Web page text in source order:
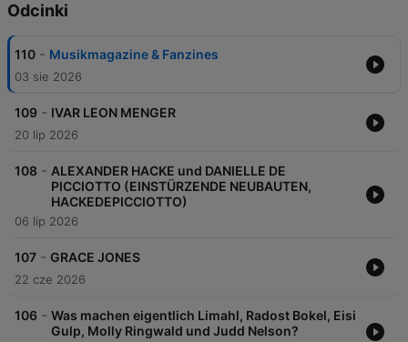
Odcinki
110 - Musikmagazine & Fanzines
03 sie 2026
109 - IVAR LEON MENGER
20 lip 2026
108 - ALEXANDER HACKE und DANIELLE DE
PICCIOTTO (EINSTÜRZENDE NEUBAUTEN,
HACKEDEPICCIOTTO)
06 lip 2026
107 - GRACE JONES
22 cze 2026
106 - Was machen eigentlich Limahl, Radost Bokel, Eisi
Gulp, Molly Ringwald und Judd Nelson?